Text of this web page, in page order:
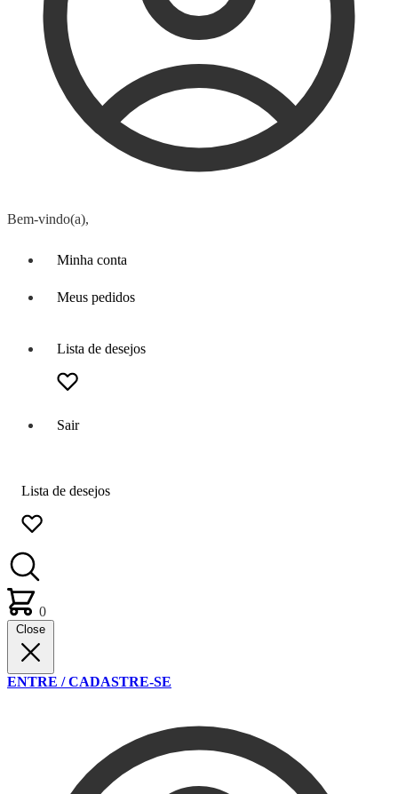
Bem-vindo(a),
Minha conta
Meus pedidos
Lista de desejos
Sair
Lista de desejos
0
Close
ENTRE / CADASTRE-SE